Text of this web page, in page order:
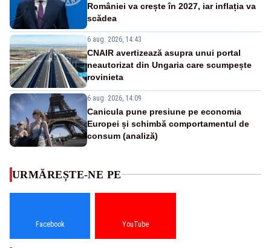
României va crește în 2027, iar inflația va
scădea
6 aug. 2026, 14:43
CNAIR avertizează asupra unui portal
neautorizat din Ungaria care scumpește
rovinieta
6 aug. 2026, 14:09
Canicula pune presiune pe economia
Europei și schimbă comportamentul de
consum (analiză)
URMĂREȘTE-NE PE
Facebook YouTube